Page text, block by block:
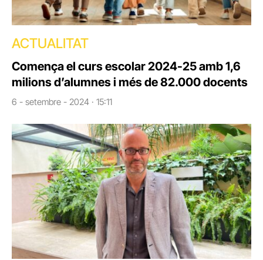
ACTUALITAT
Comença el curs escolar 2024-25 amb 1,6
milions d’alumnes i més de 82.000 docents
6 - setembre - 2024 · 15:11